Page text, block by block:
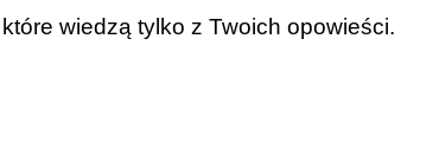
wiedzą tylko z Twoich opowieści.